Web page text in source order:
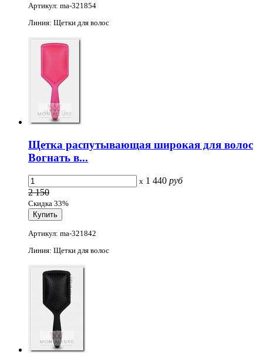
Артикул: ma-321854
Линия: Щетки для волос
Щетка распутывающая широкая для волос
Вогнать в...
x 1 440 руб
2 150
Скидка 33%
Артикул: ma-321842
Линия: Щетки для волос